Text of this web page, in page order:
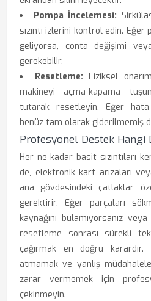
Pompa İncelemesi:
sızıntı izlerini kontrol edin. Eğer
geliyorsa, conta değişimi
gerekebilir.
Resetleme: Fiziksel
makineyi açma-kapama
tutarak resetleyin. Eğer hata
henüz tam olarak giderilmemiş
Profesyonel Destek Hangi
Her ne kadar basit sızıntıları
de, elektronik kart arızaları
ana gövdesindeki çatlaklar
gerektirir. Eğer parçaları
kaynağını bulamıyorsanız
resetleme sonrası sürekli
çağırmak en doğru karardır.
atmamak ve yanlış
zarar vermemek için
çekinmeyin.